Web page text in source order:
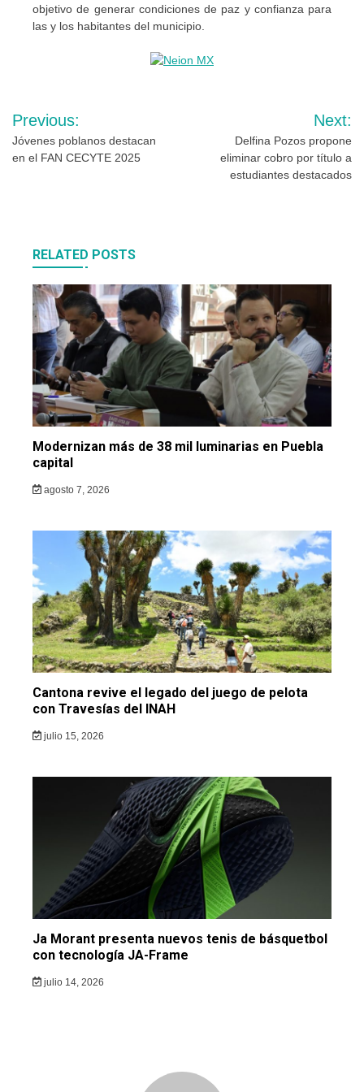
objetivo de generar condiciones de paz y confianza para
las y los habitantes del municipio.
Navegación
de
Previous:
Jóvenes poblanos destacan
en el FAN CECYTE 2025
Next:
Delfina Pozos propone
eliminar cobro por título a
estudiantes destacados
RELATED POSTS
Modernizan más de 38 mil luminarias en Puebla
capital
agosto 7, 2026
Cantona revive el legado del juego de pelota
con Travesías del INAH
julio 15, 2026
Ja Morant presenta nuevos tenis de básquetbol
con tecnología JA-Frame
julio 14, 2026